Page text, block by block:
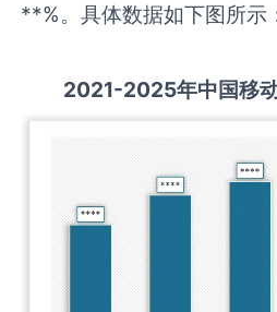
**%。具体数据如下图所示
2021-2025年中国移